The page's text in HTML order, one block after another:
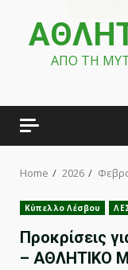
ΑΠΟ ΤΗ
Home 2026
Κύπελλο Λέσβου
Προκρίσεις
– ΑΘΛΗΤΙΚΟ